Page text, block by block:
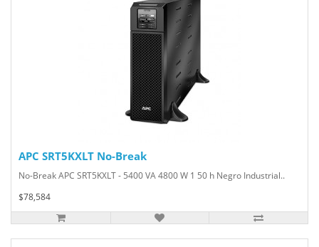
APC SRT5KXLT No-Break
No-Break APC SRT5KXLT - 5400 VA 4800 W 1 50 h Negro Industrial..
$78,584